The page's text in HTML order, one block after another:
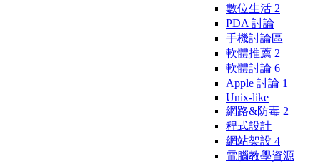
數位生活 2
PDA 討論
手機討論區
軟體推薦 2
軟體討論 6
Apple 討論 1
Unix-like
網路&防毒 2
程式設計
網站架設 4
電腦教學資源